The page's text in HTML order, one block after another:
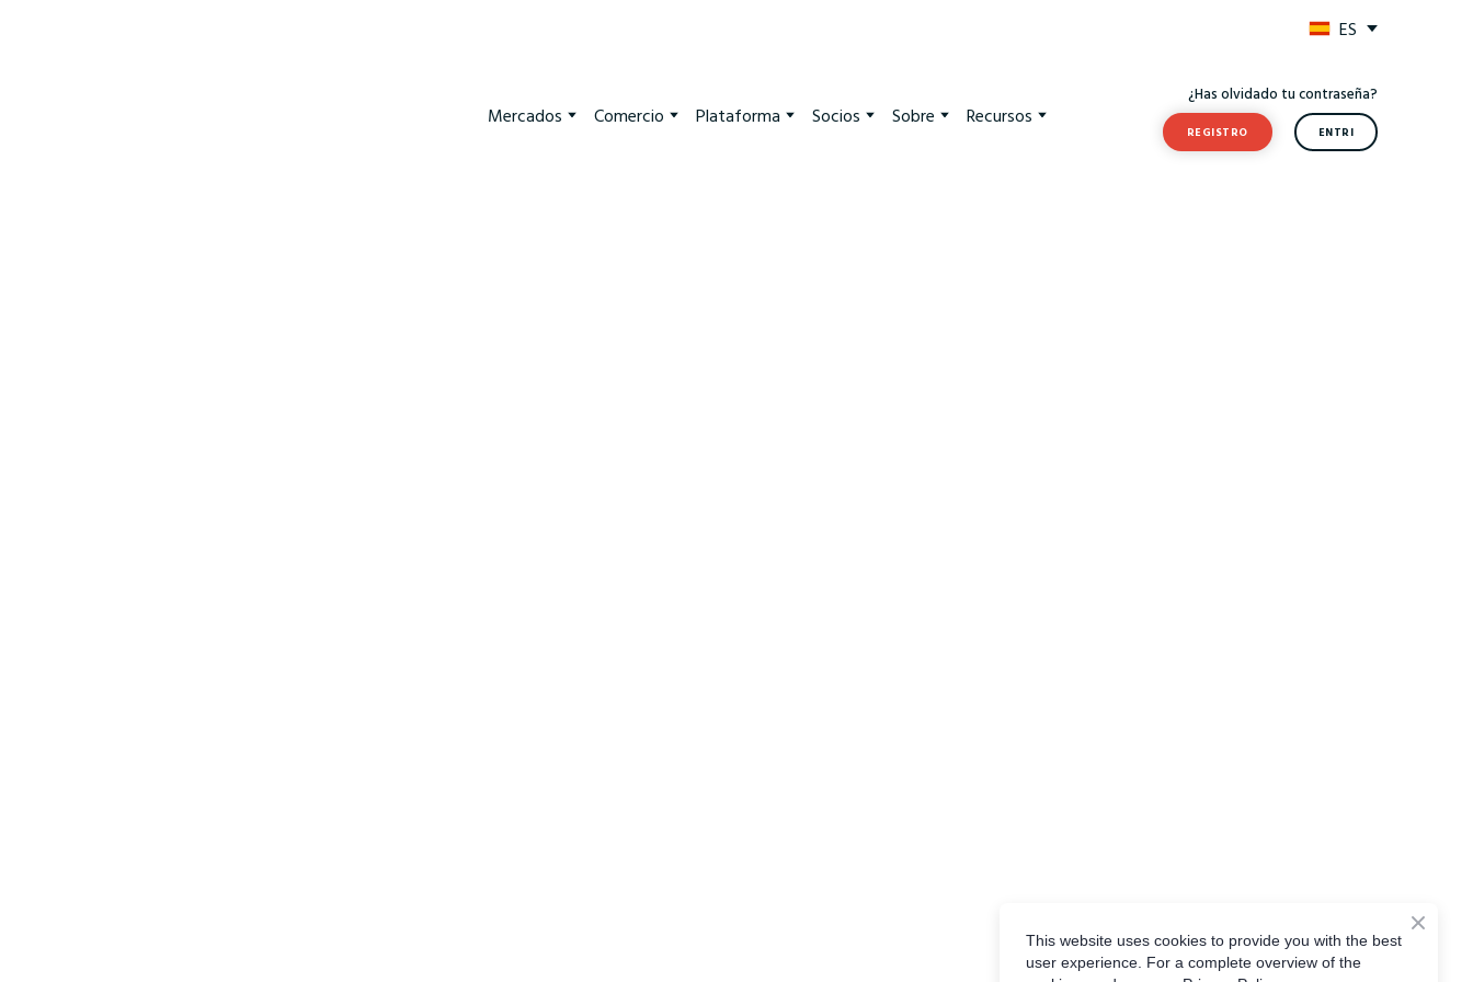
ES
Mercados Comercio Plataforma Socios Sobre Recursos
¿Has olvidado tu contraseña?
REGISTRO ENTRI
This website uses cookies to provide you with the best
user experience. For a complete overview of the